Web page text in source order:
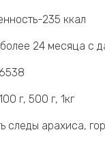
235 ккал
24 месяца с
г, 500 г, 1кг
следы арахиса,